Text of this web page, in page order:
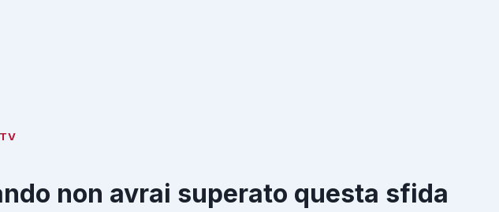
non avrai superato questa sfida